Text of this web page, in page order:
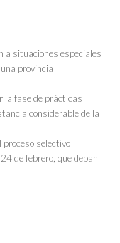
a situaciones especiales
provincia
la fase de prácticas
considerable de la
selectivo
de febrero, que deban